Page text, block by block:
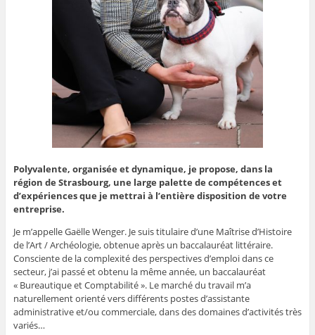
Polyvalente, organisée et dynamique, je propose, dans la
région de Strasbourg, une large palette de compétences et
d’expériences que je mettrai à l’entière disposition de votre
entreprise.
Je m’appelle Gaëlle Wenger. Je suis titulaire d’une Maîtrise d’Histoire
de l’Art / Archéologie, obtenue après un baccalauréat littéraire.
Consciente de la complexité des perspectives d’emploi dans ce
secteur, j’ai passé et obtenu la même année, un baccalauréat
« Bureautique et Comptabilité ». Le marché du travail m’a
naturellement orienté vers différents postes d’assistante
administrative et/ou commerciale, dans des domaines d’activités très
variés…